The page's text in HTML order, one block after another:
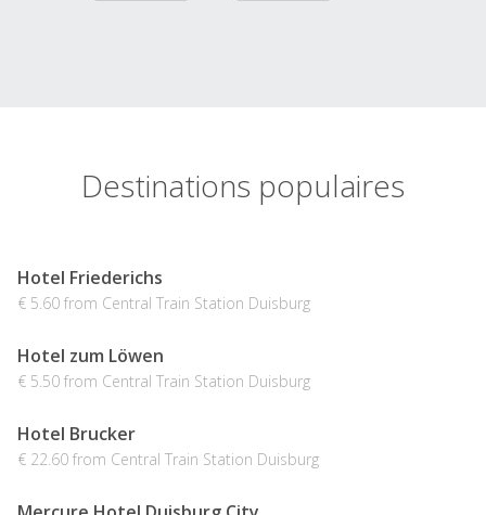
Destinations populaires
Hotel Friederichs
€ 5.60 from Central Train Station Duisburg
Hotel zum Löwen
€ 5.50 from Central Train Station Duisburg
Hotel Brucker
€ 22.60 from Central Train Station Duisburg